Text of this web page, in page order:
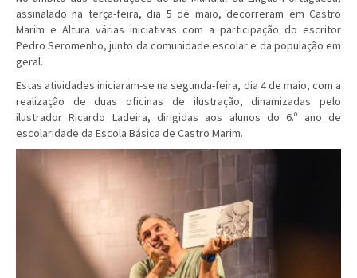
assinalado na terça-feira, dia 5 de maio, decorreram em Castro
Marim e Altura várias iniciativas com a participação do escritor
Pedro Seromenho, junto da comunidade escolar e da população em
geral.
Estas atividades iniciaram-se na segunda-feira, dia 4 de maio, com a
realização de duas oficinas de ilustração, dinamizadas pelo
ilustrador Ricardo Ladeira, dirigidas aos alunos do 6.º ano de
escolaridade da Escola Básica de Castro Marim.